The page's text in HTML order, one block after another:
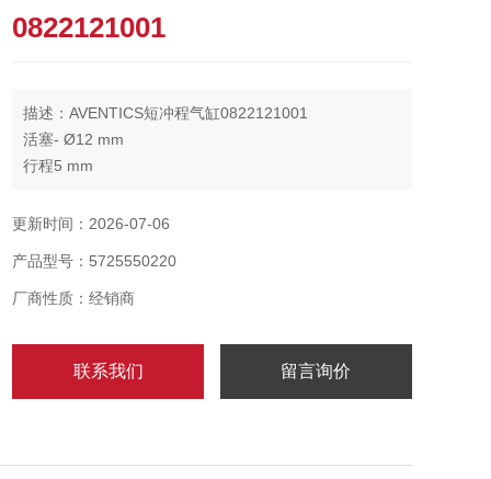
0822121001
描述：AVENTICS短冲程气缸0822121001
活塞- Ø12 mm
行程5 mm
缓冲elastické tlumení
更新时间：2026-07-06
产品型号：5725550220
厂商性质：经销商
联系我们 留言询价